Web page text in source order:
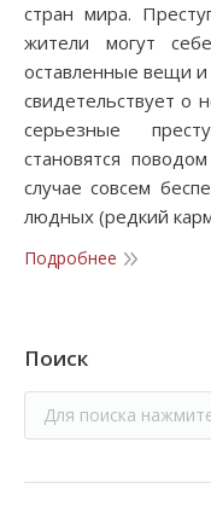
стран мира.
жители могут
оставленные вещи
свидетельствует о
серьезные
становятся
случае совсем
людных (редкий
Подробнее
Поиск